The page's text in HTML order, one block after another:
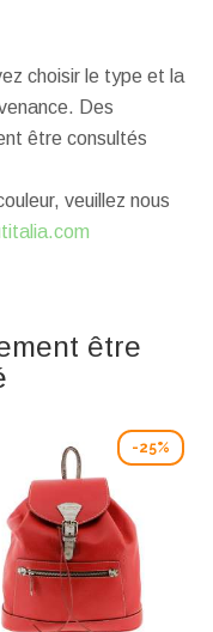
choisir le type et la
Des
être consultés
veuillez nous
être
-25%